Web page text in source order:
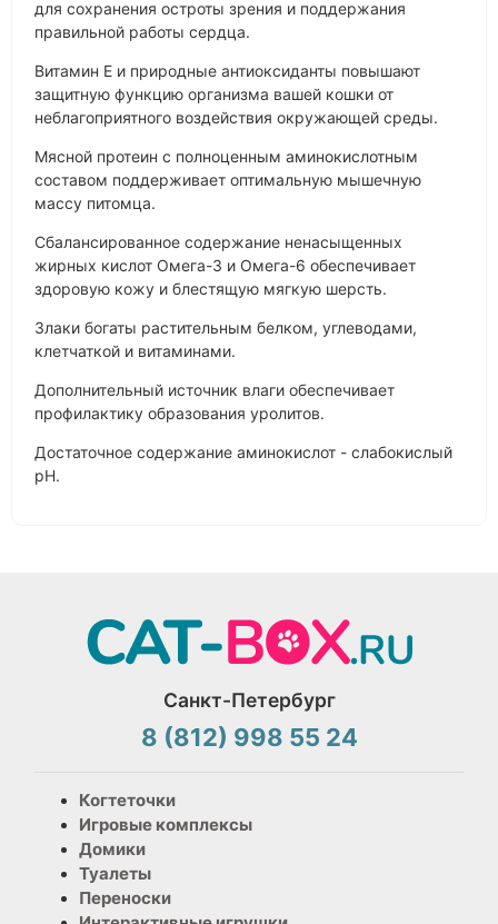
для сохранения остроты зрения и поддержания
правильной работы сердца.
Витамин Е и природные антиоксиданты повышают
защитную функцию организма вашей кошки от
неблагоприятного воздействия окружающей среды.
Мясной протеин с полноценным аминокислотным
составом поддерживает оптимальную мышечную
массу питомца.
Сбалансированное содержание ненасыщенных
жирных кислот Омега-3 и Омега-6 обеспечивает
здоровую кожу и блестящую мягкую шерсть.
Злаки богаты растительным белком, углеводами,
клетчаткой и витаминами.
Дополнительный источник влаги обеспечивает
профилактику образования уролитов.
Достаточное содержание аминокислот - слабокислый
рН.
Санкт-Петербург
8 (812) 998 55 24
Когтеточки
Игровые комплексы
Домики
Туалеты
Переноски